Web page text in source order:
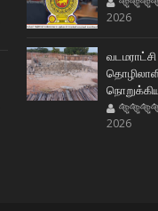
2026
2026